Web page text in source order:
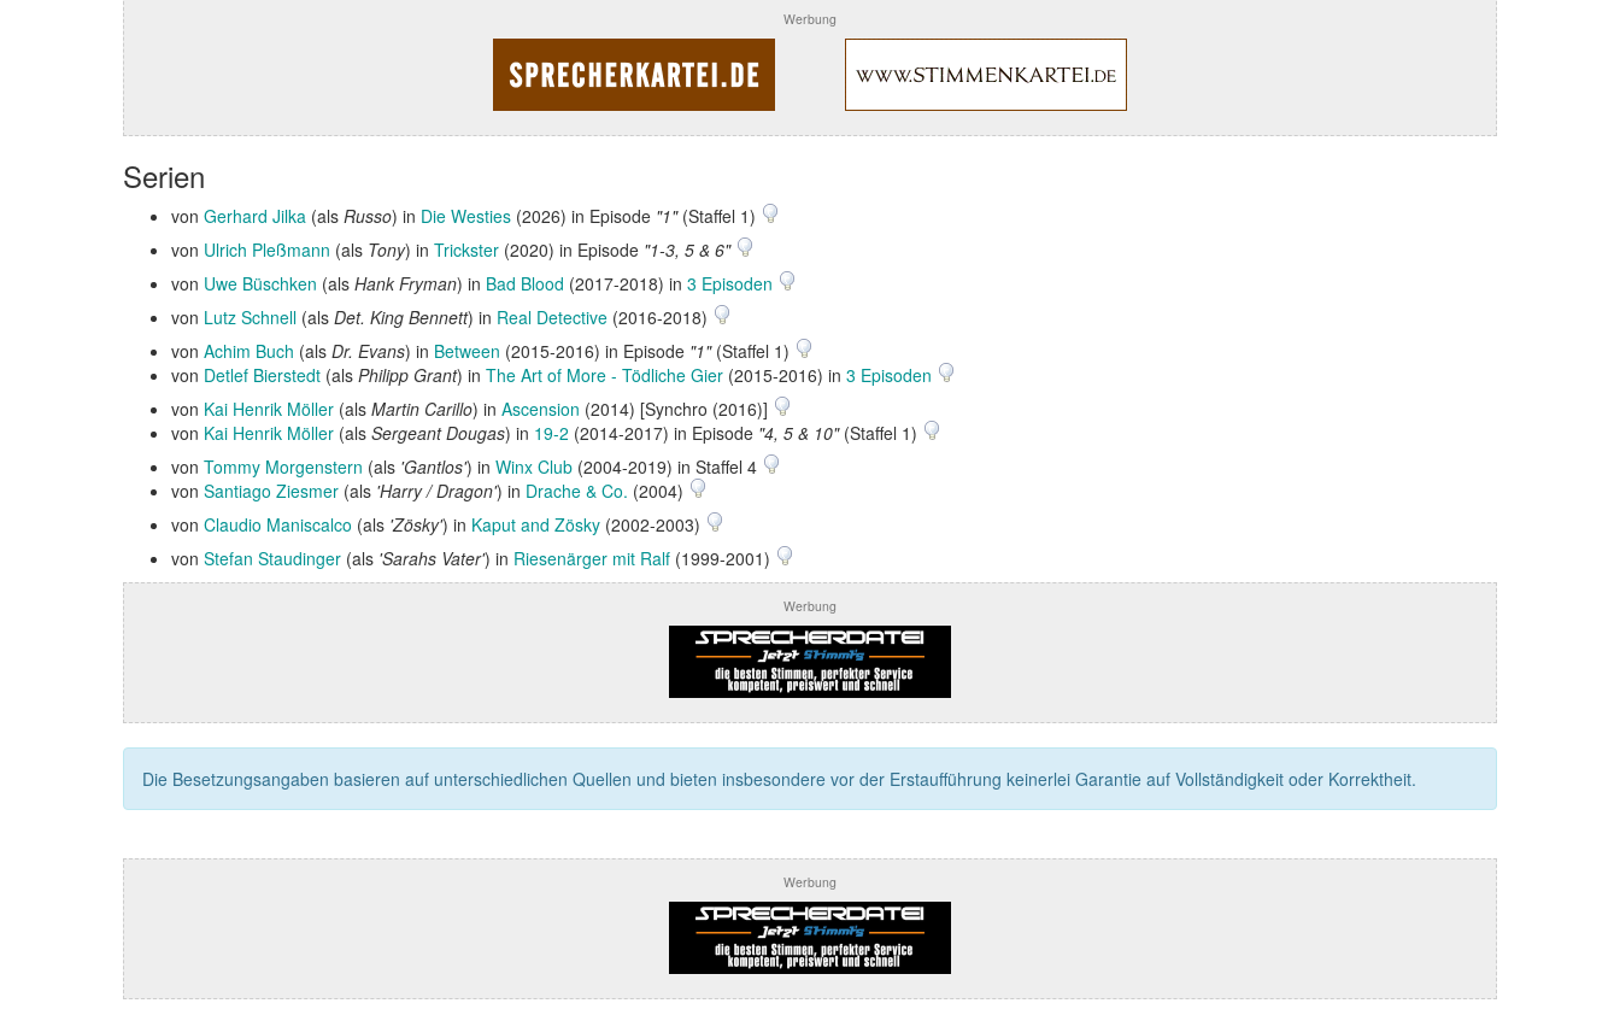
Werbung
Serien
von Gerhard Jilka (als Russo) in Die Westies (2026) in Episode "1"(Staffel 1)
von Ulrich Pleßmann (als Tony) in Trickster (2020) in Episode "1-3, 5 & 6"
von Uwe Büschken (als Hank Fryman) in Bad Blood (2017-2018) in 3 Episoden
von Lutz Schnell (als Det. King Bennett) in Real Detective (2016-2018)
von Achim Buch (als Dr. Evans) in Between (2015-2016) in Episode "1"(Staffel 1)
von Detlef Bierstedt (als Philipp Grant) in The Art of More - Tödliche Gier (2015-2016) in 3 Episoden
von Kai Henrik Möller (als Martin Carillo) in Ascension (2014) [Synchro (2016)]
von Kai Henrik Möller (als Sergeant Dougas) in 19-2 (2014-2017) in Episode "4, 5 & 10"(Staffel 1)
von Tommy Morgenstern (als 'Gantlos') in Winx Club (2004-2019) in Staffel 4
von Santiago Ziesmer (als 'Harry / Dragon') in Drache & Co. (2004)
von Claudio Maniscalco (als 'Zösky') in Kaput and Zösky (2002-2003)
von Stefan Staudinger (als 'Sarahs Vater') in Riesenärger mit Ralf (1999-2001)
Werbung
Die Besetzungsangaben basieren auf unterschiedlichen Quellen und bieten insbesondere vor der Erstaufführung keinerlei Garantie auf Vollständigkeit oder Korrektheit.
Werbung